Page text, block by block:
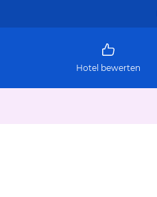
Hotel bewerten